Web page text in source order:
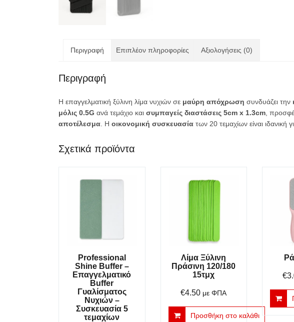
Περιγραφή Επιπλέον πληροφορίες Αξιολογήσεις (0)
Περιγραφή
Η επαγγελματική ξύλινη λίμα νυχιών σε μαύρη απόχρωση συνδυάζει την
μόλις 0.5G ανά τεμάχιο και συμπαγείς διαστάσεις 5cm x 1.3cm ,
αποτέλεσμα . Η οικονομική συσκευασία των 20 τεμαχίων είναι ιδανική
Σχετικά προϊόντα
Professional
Shine Buffer –
Επαγγελματικό
Buffer
Γυαλίσματος
Νυχιών –
Συσκευασία 5
τεμαχίων
Λίμα Ξύλινη
Πράσινη 120/180
15τμχ
€4.50 με ΦΠΑ
Προσθήκη στο καλάθι
€